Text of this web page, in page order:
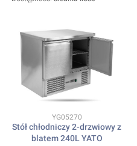
Kod produktu
YG05270
Stół chłodniczy 2-drzwiowy z
blatem 240L YATO